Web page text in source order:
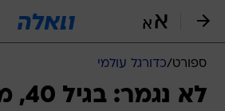
ספורט/כדורגל עולמי
לא